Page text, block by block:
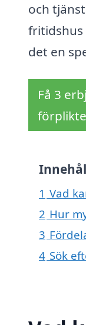
och
fritidshus
det en
Få 3
1 Vad
2 Hur
3
4 Sök